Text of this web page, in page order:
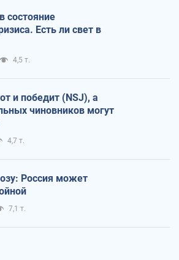
состояние
Есть ли свет в
4,5 т.
и победит (NSJ), а
чиновников могут
4,7 т.
Россия может
7,1 т.